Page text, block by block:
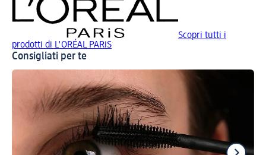
Scopri tutti i
prodotti di L'ORÉAL PARiS
Consigliati per te